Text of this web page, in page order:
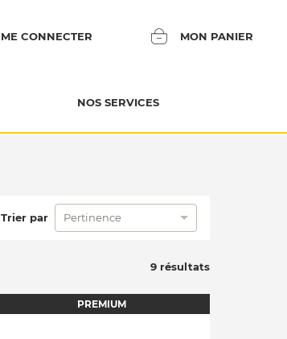
ME CONNECTER MON PANIER
NOS SERVICES
Trier par Pertinence
9 résultats
PREMIUM